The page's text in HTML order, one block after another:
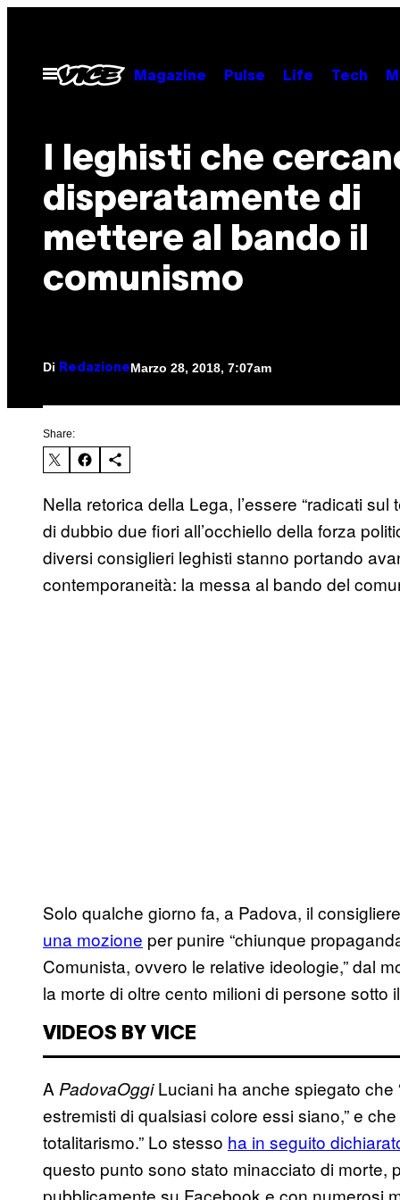
contenuto
Apri
Magazine Pulse Life Tech
I leghisti che
disperatamente di
mettere al bando il
comunismo
Di RedazioneMarzo 28, 2018, 7:07am
Share:
Nella retorica della Lega, l’essere “radicati sul
di dubbio due fiori all’occhiello della forza
diversi consiglieri leghisti stanno portando
contemporaneità: la messa al bando del
Solo qualche giorno fa, a Padova, il
una mozione per punire “chiunque
Comunista, ovvero le relative ideologie,” dal
la morte di oltre cento milioni di persone sotto
VIDEOS BY VICE
A PadovaOggiLuciani ha anche spiegato che
estremisti di qualsiasi colore essi siano,” e
totalitarismo.” Lo stesso ha in seguito
questo punto sono stato minacciato di morte,